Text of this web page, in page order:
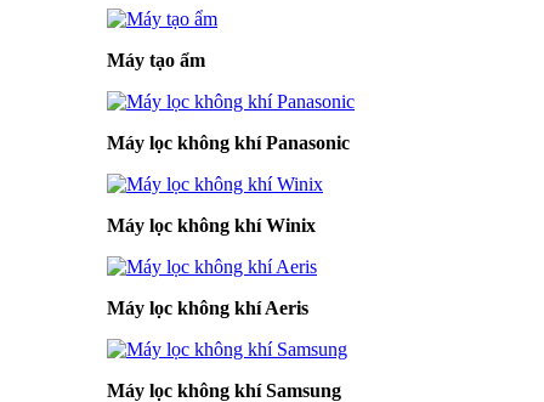
Máy tạo ẩm
Máy lọc không khí Panasonic
Máy lọc không khí Winix
Máy lọc không khí Aeris
Máy lọc không khí Samsung